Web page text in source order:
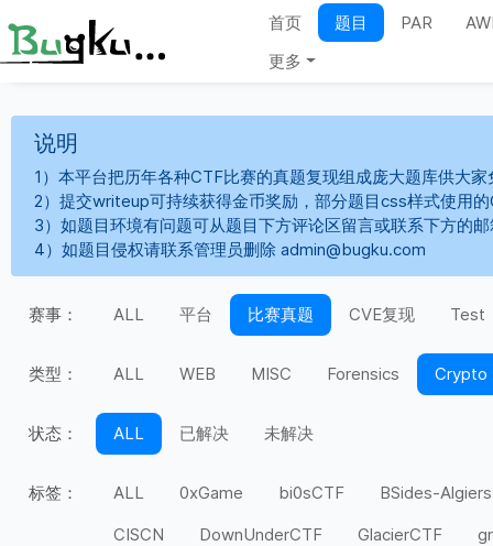
首页 题目 PAR
更多
说明
1）本平台把历年各种CTF比赛的真题复现组成庞大题库供大
2）提交writeup可持续获得金币奖励，部分题目css样式使用
3）如题目环境有问题可从题目下方评论区留言或联系下方的
4）如题目侵权请联系管理员删除 admin@bugku.com
赛事： ALL 平台 比赛真题 CVE复现 Test
类型： ALL WEB MISC Forensics Crypto
状态： ALL 已解决 未解决
标签： ALL 0xGame bi0sCTF
BSides-Algiers
CISCN
DownUnderCTF GlacierCTF